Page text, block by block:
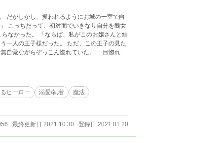
ヒーロー 溺愛/執着 魔法
最終更新日 2021.10.30 登録日 2021.01.20